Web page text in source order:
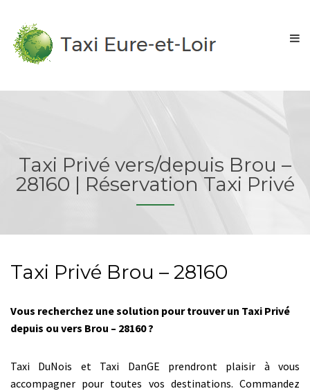
Taxi Privé vers/depuis Brou –
28160 | Réservation Taxi Privé
Taxi Privé Brou – 28160
Vous recherchez une solution pour trouver un Taxi Privé
depuis ou vers Brou – 28160 ?
Taxi DuNois et Taxi DanGE prendront plaisir à vous
accompagner pour toutes vos destinations. Commandez